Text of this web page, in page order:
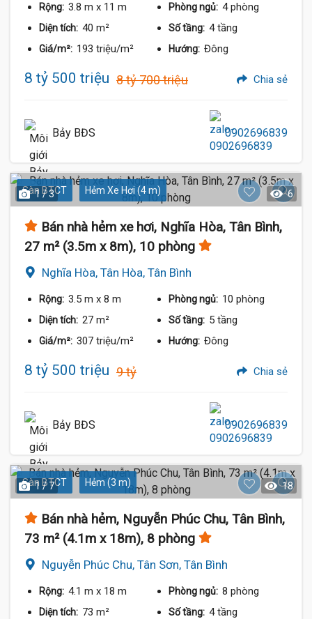
Rộng: 3.8 m x 11 m Phòng ngủ: 4 phòng
Diện tích: 40 m² Số tầng: 4 tầng
Giá/m²: 193 triệu/m² Hướng: Đông
8 tỷ 500 triệu 8 tỷ 700 triệu Chia sẻ
Bảy BĐS 0902696839
Sàn BTCT Hẻm Xe Hơi (4 m)
1 / 3 6
Bán nhà hẻm xe hơi, Nghĩa Hòa, Tân Bình,
27 m² (3.5m x 8m), 10 phòng
Nghĩa Hòa, Tân Hòa, Tân Bình
Rộng: 3.5 m x 8 m Phòng ngủ: 10 phòng
Diện tích: 27 m² Số tầng: 5 tầng
Giá/m²: 307 triệu/m² Hướng: Đông
8 tỷ 500 triệu 9 tỷ Chia sẻ
Bảy BĐS 0902696839
Sàn BTCT Hẻm (3 m)
1 / 7 18
Bán nhà hẻm, Nguyễn Phúc Chu, Tân Bình,
73 m² (4.1m x 18m), 8 phòng
Nguyễn Phúc Chu, Tân Sơn, Tân Bình
Rộng: 4.1 m x 18 m Phòng ngủ: 8 phòng
Diện tích: 73 m² Số tầng: 4 tầng